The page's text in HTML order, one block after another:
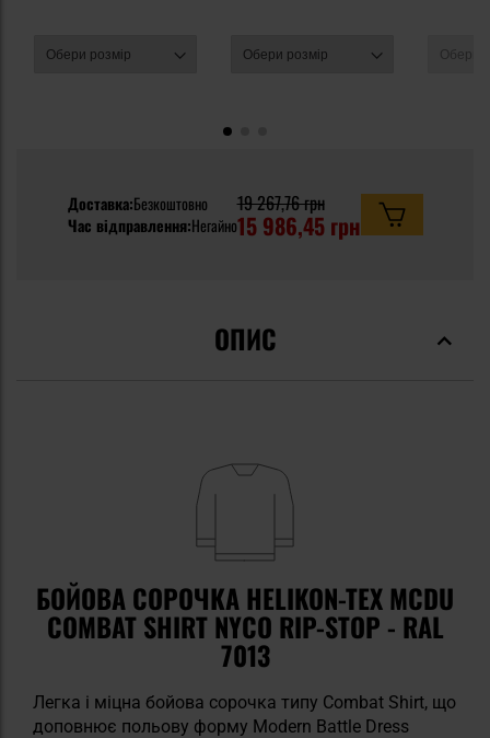
Доставка:Безкоштовно
Час відправлення:Негайно
19 267,76 грн
15 986,45 грн
ОПИС
БОЙОВА СОРОЧКА HELIKON-TEX MCDU
COMBAT SHIRT NYCO RIP-STOP - RAL
7013
Легка і міцна бойова сорочка типу Combat Shirt, що
доповнює польову форму Modern Battle Dress